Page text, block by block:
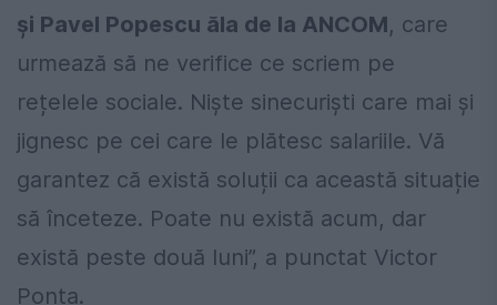
și Pavel Popescu ăla de la ANCOM, care
urmează să ne verifice ce scriem pe
rețelele sociale. Niște sinecuriști care mai și
jignesc pe cei care le plătesc salariile. Vă
garantez că există soluții ca această situație
să înceteze. Poate nu există acum, dar
există peste două luni”, a punctat Victor
Ponta.